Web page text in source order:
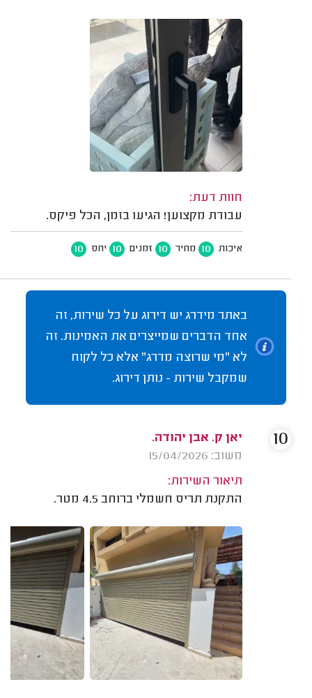
חוות דעת:
עבודת מקצוען! הגיעו בזמן, הכל פיקס.
איכות 10 מחיר 10 זמנים 10 יחס 10
באתר מידרג יש דירוג על כל שירות, זה
אחד הדברים שמייצרים את האמינות. זה
לא "מי שרוצה מדרג" אלא כל לקוח
שמקבל שירות - נותן דירוג.
יאן ק. אבן יהודה.
משוב: 15/04/2026
תיאור השירות:
התקנת תריס חשמלי ברוחב 4.5 מטר.
10